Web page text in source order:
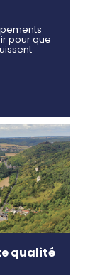
pour que
qualité